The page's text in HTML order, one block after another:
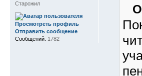
Старожил
Просмотреть профиль
Отправить сообщение
Сообщений: 1782